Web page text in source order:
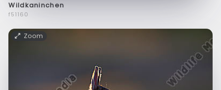
Wildkaninchen
f51160
Zoom